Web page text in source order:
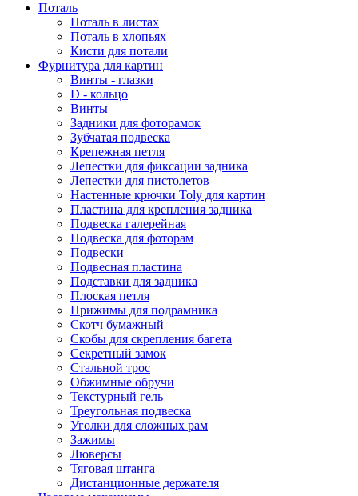
Поталь
Поталь в листах
Поталь в хлопьях
Кисти для потали
Фурнитура для картин
Винты - глазки
D - кольцо
Винты
Задники для фоторамок
Зубчатая подвеска
Крепежная петля
Лепестки для фиксации задника
Лепестки для пистолетов
Настенные крючки Toly для картин
Пластина для крепления задника
Подвеска галерейная
Подвеска для фоторам
Подвески
Подвесная пластина
Подставки для задника
Плоская петля
Прижимы для подрамника
Скотч бумажный
Скобы для скрепления багета
Секретный замок
Стальной трос
Обжимные обручи
Текстурный гель
Треугольная подвеска
Уголки для сложных рам
Зажимы
Люверсы
Тяговая штанга
Дистанционные держателя